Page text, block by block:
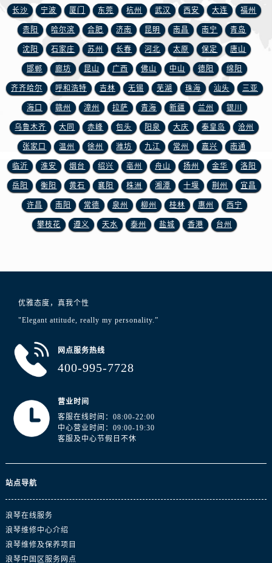
山西省朔州市朔城区怡西路与鄯阳西街交汇处浪琴售后服务中心（需提前预约）
山西省忻州市忻府区和平东街与七一南路交叉口浪琴售后服务中心（需提前预约）
山西省阳泉市郊区平阳东街与新城大道交叉口浪琴售后服务中心（需提前预约）
山西省运城市盐湖区河东街浪琴售后服务中心（需提前预约）
山西省长治市潞州区英雄中路浪琴售后服务中心（需提前预约）
山西省太原市迎泽区迎泽街道解放路15号亨得利名表维修授权店3楼浪琴售后服务中心（需提前预约）
天津市和平区赤峰道136号天津国际金融中心26层2603室浪琴售后服务中心（需提前预约）
安徽省安庆市迎江区人民路浪琴售后服务中心（需提前预约）
安徽省蚌埠市蚌山区淮河路浪琴售后服务中心（需提前预约）
安徽省亳州市谯城区魏武大道浪琴售后服务中心（需提前预约）
安徽省池州市贵池区长江路浪琴售后服务中心（需提前预约）
安徽省滁州市琅琊区南谯北路浪琴售后服务中心（需提前预约）
安徽省阜阳市颍州区颍州北路浪琴售后服务中心（需提前预约）
福建省漳州市龙文区步港路浪琴售后服务中心（需提前预约）
江苏省淮安市清江浦区淮海北路浪琴售后服务中心（需提前预约）
长沙 宁波 厦门 东莞 杭州 武汉 西安 大连 福州
贵阳 哈尔滨 合肥 济南 昆明 南昌 南宁 青岛
沈阳 石家庄 苏州 长春 河北 太原 保定 唐山
邯郸 廊坊 昆山 广西 佛山 中山 德阳 绵阳
齐齐哈尔 呼和浩特 吉林 无锡 芜湖 珠海 汕头 三亚
海口 赣州 漳州 拉萨 青海 新疆 兰州 银川
乌鲁木齐 大同 赤峰 包头 阳泉 大庆 秦皇岛 沧州
张家口 温州 徐州 潍坊 九江 常州 嘉兴 南通
临沂 淮安 烟台 绍兴 亳州 舟山 扬州 金华 洛阳
岳阳 衡阳 黄石 襄阳 株洲 湘潭 十堰 荆州 宜昌
许昌 南阳 常德 泉州 柳州 桂林 惠州 西宁
攀枝花 遵义 天水 泰州 盐城 香港 台州
优雅态度，真我个性
"Elegant attitude, really my personality.”
网点服务热线
400-995-7728
营业时间
客服在线时间：08:00-22:00
中心营业时间：09:00-19:30
客服及中心节假日不休
站点导航
浪琴在线服务
浪琴维修中心介绍
浪琴维修及保养项目
浪琴中国区服务网点